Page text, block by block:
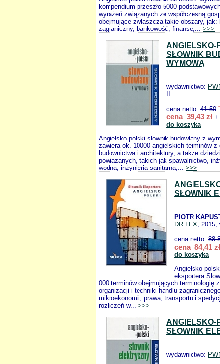
kompendium przeszło 5000
wyrażeń związanych ze współczesną
obejmujące zwłaszcza takie obszary, jak:
zagraniczny, bankowość, finanse,... >>>
ANGIELSKO-
SŁOWNIK
WYMOWĄ
wydawnictwo:
cena netto: 41.50
cena 39,43 zł +
do koszyka
Angielsko-polski słownik budowlany z
zawiera ok. 10000 angielskich terminów z
budownictwa i architektury, a także
powiązanych, takich jak spawalnictwo,
wodna, inżynieria sanitarna,... >>>
SŁOWNIK
PIOTR
DR LEX, 2015,
cena netto:
cena 84,41 zł
do koszyka
Angielsko-
eksportera
000 terminów obejmujących terminologię
organizacji i techniki handlu
mikroekonomii, prawa, transportu i
rozliczeń w... >>>
ANGIELSKO-
SŁOWNIK
wydawnictwo: